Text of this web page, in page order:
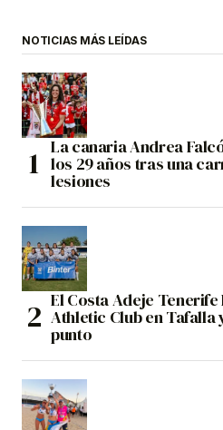
NOTICIAS MÁS LEÍDAS
La canaria Andrea
los 29 años tras una
lesiones
El Costa Adeje
Athletic Club en Tafalla
punto